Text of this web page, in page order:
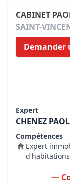
CABINET
SAINT-
Demander
Expert
CHENEZ
Compétences
Expert
d'habitations